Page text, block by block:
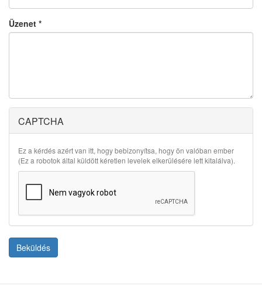
Üzenet *
CAPTCHA
Ez a kérdés azért van itt, hogy bebizonyítsa, hogy ön valóban ember
(Ez a robotok által küldött kéretlen levelek elkerülésére lett kitalálva).
Beküldés